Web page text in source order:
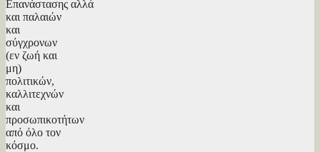
Επανάστασης αλλά
και παλαιών
και
σύγχρονων
(εν ζωή και
μη)
πολιτικών,
καλλιτεχνών
και
προσωπικοτήτων
από όλο τον
κόσμο.